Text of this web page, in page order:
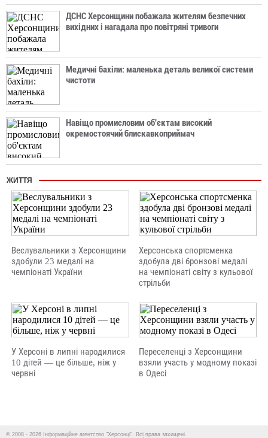
ДСНС Херсонщини побажала жителям безпечних
вихідних і нагадала про повітряні тривоги
Медичні бахіли: маленька деталь великої системи
чистоти
Навіщо промисловим об'єктам високий
окремостоячий блискавкоприймач
ЖИТТЯ
Веслувальники з Херсонщини
здобули 23 медалі на
чемпіонаті України
Херсонська спортсменка
здобула дві бронзові медалі
на чемпіонаті світу з кульової
стрільби
У Херсоні в липні народилися
10 дітей — це більше, ніж у
червні
Переселенці з Херсонщини
взяли участь у модному показі
в Одесі
© 2008 - 2026 Інформаційне агентство "Херсонці". Всі права захищені.